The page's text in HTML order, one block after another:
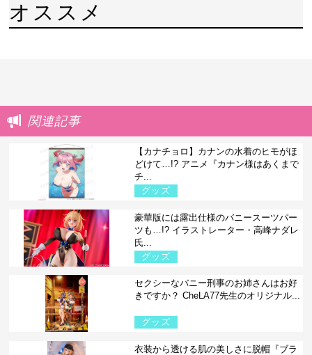
オススメ
関連記事
【カナチョロ】カナンの水着のヒモがほ
どけて…!? アニメ『カナン様はあくまで
チ...
グッズ
豪華版には露出仕様のバニースーツパー
ツも…!? イラストレーター・高峰ナダレ
氏...
グッズ
セクシーなバニー刑事のお姉さんはお好
きですか？ CheLA77先生のオリジナル...
グッズ
衣装から透ける肌の美しさに脱帽『ブラ